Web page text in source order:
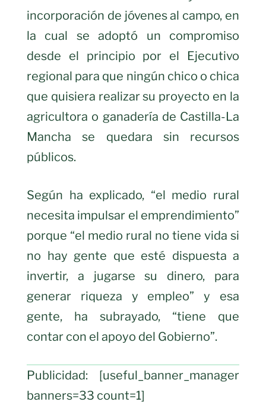
incorporación de jóvenes al campo, en
la cual se adoptó un compromiso
desde el principio por el Ejecutivo
regional para que ningún chico o chica
que quisiera realizar su proyecto en la
agricultora o ganadería de Castilla-La
Mancha se quedara sin recursos
públicos.
Según ha explicado, “el medio rural
necesita impulsar el emprendimiento”
porque “el medio rural no tiene vida si
no hay gente que esté dispuesta a
invertir, a jugarse su dinero, para
generar riqueza y empleo” y esa
gente, ha subrayado, “tiene que
contar con el apoyo del Gobierno”.
Publicidad: [useful_banner_manager
banners=33 count=1]